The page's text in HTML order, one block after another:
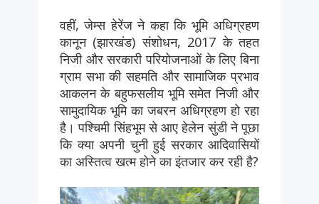
वहीं, जेम्स हेरेंज ने कहा कि भूमि अधिग्रहण
कानून (झारखंड) संशोधन, 2017 के तहत
निजी और सरकारी परियोजनाओं के लिए बिना
ग्राम सभा की सहमति और सामाजिक प्रभाव
आकलन के बहुफसलीय भूमि समेत निजी और
सामुदायिक भूमि का जबरन अधिग्रहण हो रहा
है। पश्चिमी सिंहभूम से आए हेलेन सुंडी ने पूछा
कि क्या अपनी चुनी हुई सरकार आदिवासियों
का अस्तित्व खत्म होने का इंतजार कर रही है?